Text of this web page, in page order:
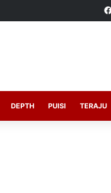
DEPTH PUISI TERAJU